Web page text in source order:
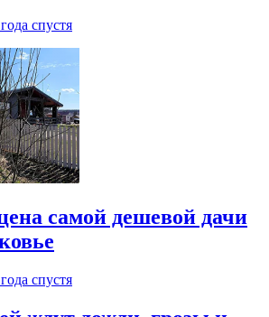
спустя
самой дешевой дачи
спустя